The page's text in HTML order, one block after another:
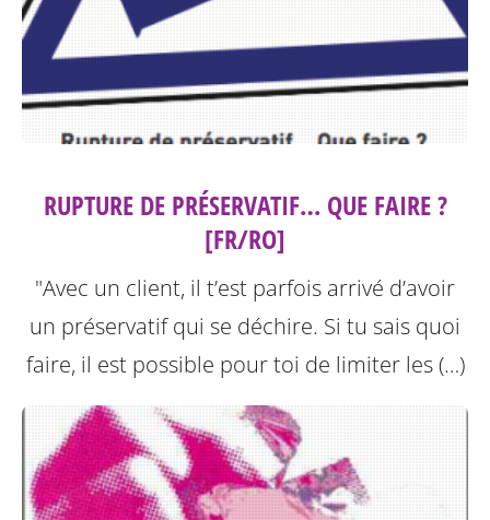
RUPTURE DE PRÉSERVATIF… QUE FAIRE ?
[FR/RO]
"Avec un client, il t’est parfois arrivé d’avoir
un préservatif qui se déchire. Si tu sais quoi
faire, il est possible pour toi de limiter les (…)